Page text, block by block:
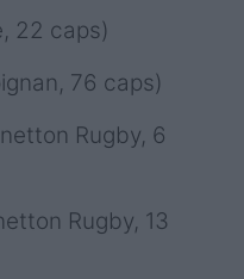
22 caps)
76 caps)
Rugby, 6
Rugby, 13